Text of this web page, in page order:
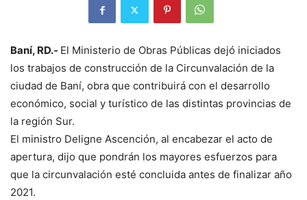
Baní, RD.- El Ministerio de Obras Públicas dejó iniciados
los trabajos de construcción de la Circunvalación de la
ciudad de Baní, obra que contribuirá con el desarrollo
económico, social y turístico de las distintas provincias de
la región Sur.
El ministro Deligne Ascención, al encabezar el acto de
apertura, dijo que pondrán los mayores esfuerzos para
que la circunvalación esté concluida antes de finalizar año
2021.